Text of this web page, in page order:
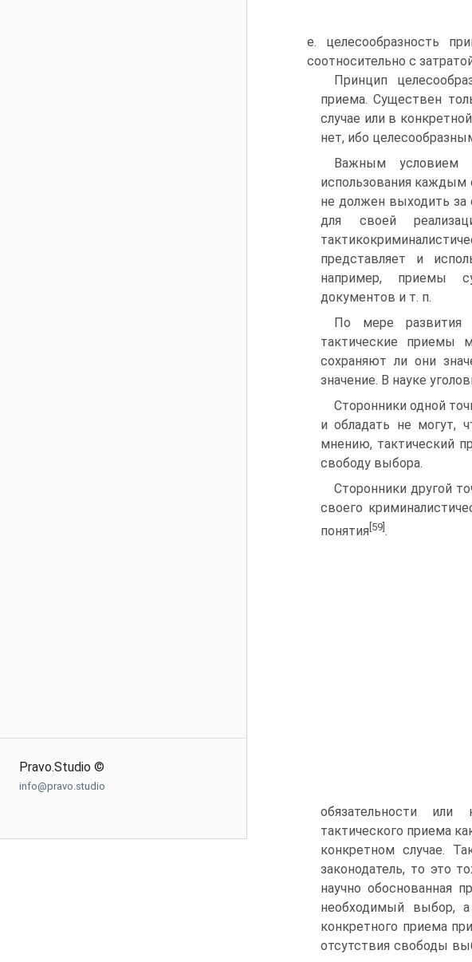
Pravo.Studio ©
info@pravo.studio
е. целесообразность
соотносительно с
Принцип
приема. Существен
случае или в
нет, ибо
Важным условием
использования каждым
не должен выходить за
для своей
представляет и
например, приемы
документов и т. п.
По мере развития и
тактические приемы
сохраняют ли они
значение. В науке
Сторонники одной
и обладать не могут,
мнению, тактический
свободу выбора.
Сторонники другой
своего
понятия [59] .
обязательности или
тактического приема
конкретном случае.
законодатель, то это
научно обоснованная
необходимый выбор, а
конкретного приема
отсутствия свободы